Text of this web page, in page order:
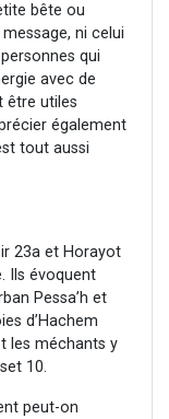
bête ou
ni celui
qui
avec de
être utiles
également
tout aussi
23a et Horayot
Ils évoquent
Pessa’h et
d’Hachem
les méchants y
10.
peut-on